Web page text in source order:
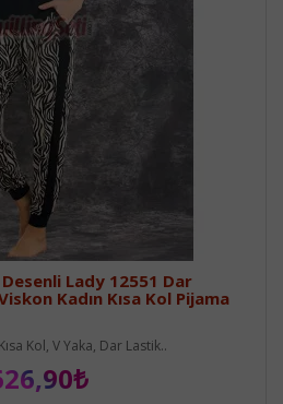
Lady 12551 Dar
Kadın Kısa Kol Pijama
Kol, V Yaka, Dar Lastik..